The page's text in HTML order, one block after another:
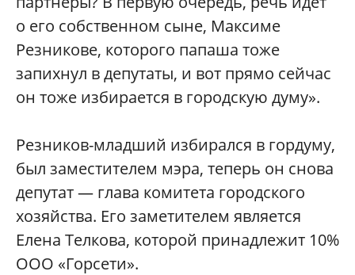
о его собственном сыне, Максиме
Резникове, которого папаша тоже
запихнул в депутаты, и вот прямо сейчас
он тоже избирается в городскую думу».
Резников-младший избирался в гордуму,
был заместителем мэра, теперь он снова
депутат — глава комитета городского
хозяйства. Его заметителем является
Елена Телкова, которой принадлежит 10%
ООО «Горсети».